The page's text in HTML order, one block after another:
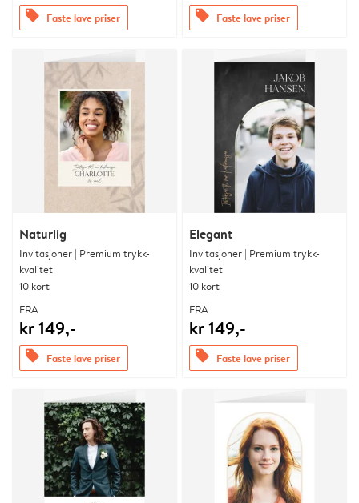
offers Faste lave priser offers Faste lave priser
Naturlig
Invitasjoner | Premium trykk-
kvalitet
10 kort
FRA
kr 149,-
offers Faste lave priser
Elegant
Invitasjoner | Premium trykk-
kvalitet
10 kort
FRA
kr 149,-
offers Faste lave priser